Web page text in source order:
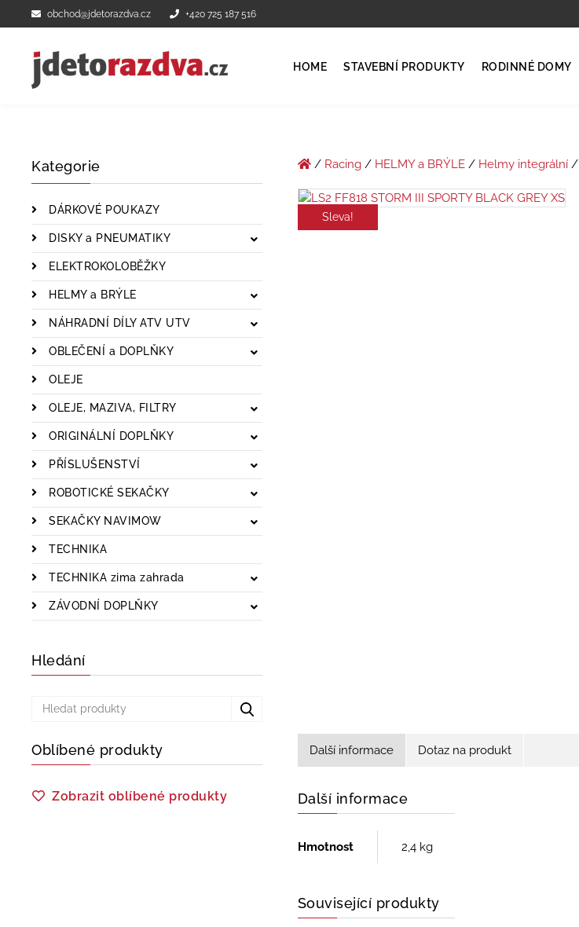
obchod@jdetorazdva.cz +420 725 187 516
HOME STAVEBNÍ PRODUKTY RODINNÉ DOMY
Kategorie
DÁRKOVÉ POUKAZY
DISKY a PNEUMATIKY
ELEKTROKOLOBĚŽKY
HELMY a BRÝLE
NÁHRADNÍ DÍLY ATV UTV
OBLEČENÍ a DOPLŇKY
OLEJE
OLEJE, MAZIVA, FILTRY
ORIGINÁLNÍ DOPLŇKY
PŘÍSLUŠENSTVÍ
ROBOTICKÉ SEKAČKY
SEKAČKY NAVIMOW
TECHNIKA
TECHNIKA zima zahrada
ZÁVODNÍ DOPLŇKY
Hledání
Oblíbené produkty
Zobrazit oblíbené produkty
/ Racing/ HELMY a BRÝLE/ Helmy integrální/
Sleva!
Další informace Dotaz na produkt
Další informace
Hmotnost 2,4 kg
Související produkty